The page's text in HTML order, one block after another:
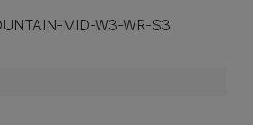
MID-W3-WR-S3